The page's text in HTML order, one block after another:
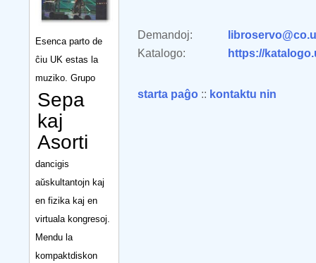
Esenca parto de
ĉiu UK estas la
muziko. Grupo
Sepa
kaj
Asorti
dancigis
aŭskultantojn kaj
en fizika kaj en
virtuala kongresoj.
Mendu la
kompaktdiskon
Demandoj:
Katalogo:
https://
starta paĝo :: kontaktu nin